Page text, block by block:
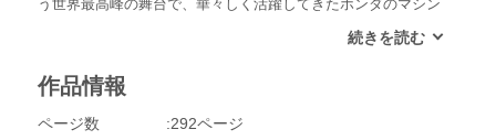
う世界最高峰の舞台で、華々しく活躍してきたホンダのマシン
シンたちを、美しい写真と当時のインプレッションを交えなが
NR500から、1982年の2ストローク3気筒のNS500、4気筒にな
モデルを網羅。ホンダGP史30年の輝ける歴史を集約した完全
作品情報
ページ数
292ページ